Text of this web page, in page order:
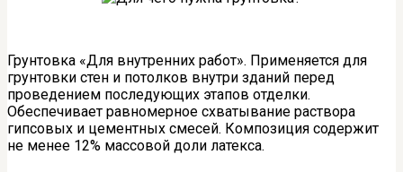
Грунтовка «Для внутренних работ». Применяется для
грунтовки стен и потолков внутри зданий перед
проведением последующих этапов отделки.
Обеспечивает равномерное схватывание раствора
гипсовых и цементных смесей. Композиция содержит
не менее 12% массовой доли латекса.